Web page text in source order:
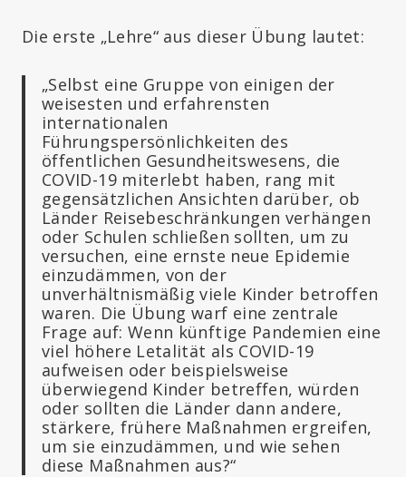
Die erste „Lehre“ aus dieser Übung lautet:
„Selbst eine Gruppe von einigen der
weisesten und erfahrensten
internationalen
Führungspersönlichkeiten des
öffentlichen Gesundheitswesens, die
COVID-19 miterlebt haben, rang mit
gegensätzlichen Ansichten darüber, ob
Länder Reisebeschränkungen verhängen
oder Schulen schließen sollten, um zu
versuchen, eine ernste neue Epidemie
einzudämmen, von der
unverhältnismäßig viele Kinder betroffen
waren. Die Übung warf eine zentrale
Frage auf: Wenn künftige Pandemien eine
viel höhere Letalität als COVID-19
aufweisen oder beispielsweise
überwiegend Kinder betreffen, würden
oder sollten die Länder dann andere,
stärkere, frühere Maßnahmen ergreifen,
um sie einzudämmen, und wie sehen
diese Maßnahmen aus?“